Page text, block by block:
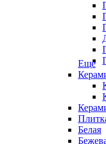
Еще
Белая